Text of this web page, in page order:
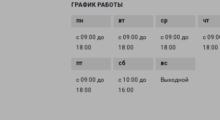
ГРАФИК РАБОТЫ
с 09:00 до
18:00
с 09:00 до
18:00
с 09:00 до
18:00
с
18:00
с 09:00 до
18:00
с 10:00 до
16:00
Выходной